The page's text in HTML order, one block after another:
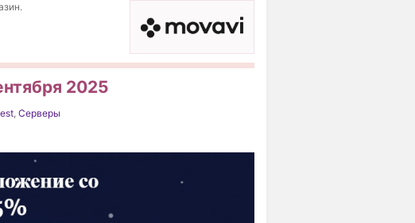
2025
, Серверы